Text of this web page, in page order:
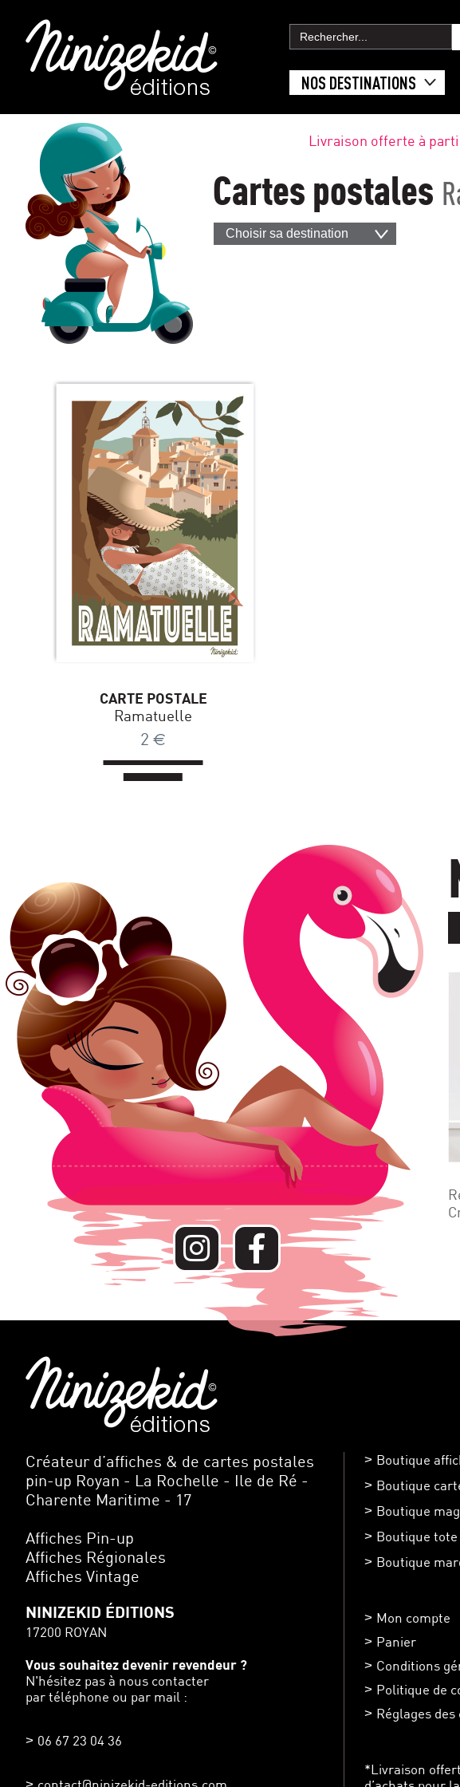
NOS DESTINATIONS
Livraison offerte à
Cartes postales
Choisir sa destination
CARTE POSTALE
Ramatuelle
2 €
Créateur d’affiches & de cartes postales
pin-up Royan - La Rochelle - Ile de Ré -
Charente Maritime - 17
Affiches Pin-up
Affiches Régionales
Affiches Vintage
NINIZEKID ÉDITIONS
17200 ROYAN
Vous souhaitez devenir revendeur ?
N'hésitez pas à nous contacter
par téléphone ou par mail :
06 67 23 04 36
Boutique
Boutique
Boutique
Boutique tote
Boutique
Mon compte
Panier
Conditions
Politique de
Réglages des
*Livraison